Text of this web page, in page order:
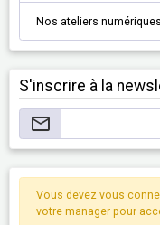
Nos ateliers
S'inscrire à la
Vous devez vous
votre manager pour